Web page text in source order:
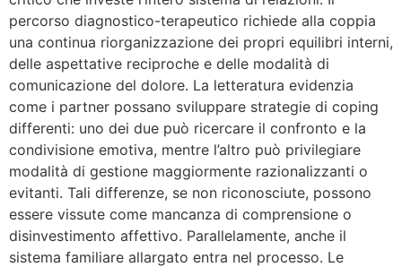
percorso diagnostico-terapeutico richiede alla coppia
una continua riorganizzazione dei propri equilibri interni,
delle aspettative reciproche e delle modalità di
comunicazione del dolore. La letteratura evidenzia
come i partner possano sviluppare strategie di coping
differenti: uno dei due può ricercare il confronto e la
condivisione emotiva, mentre l’altro può privilegiare
modalità di gestione maggiormente razionalizzanti o
evitanti. Tali differenze, se non riconosciute, possono
essere vissute come mancanza di comprensione o
disinvestimento affettivo. Parallelamente, anche il
sistema familiare allargato entra nel processo. Le